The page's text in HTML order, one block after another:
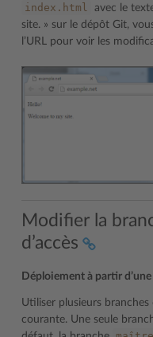
index.html
avec le
site. » sur le dépôt Git,
l’URL pour voir les
Modifier la
d’accès
Déploiement à partir
Utiliser plusieurs
courante. Une seule